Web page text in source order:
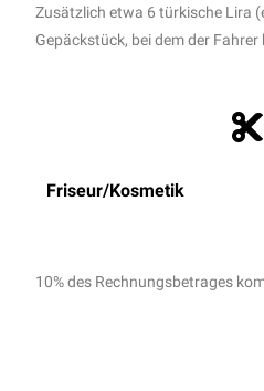
Zusätzlich etwa 6 türkische Lira
Gepäckstück, bei dem der Fahrer
Friseur/Kosmetik
10% des Rechnungsbetrages